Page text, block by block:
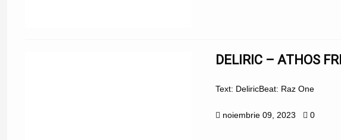
DELIRIC – ATHOS
Text: DeliricBeat: Raz One
noiembrie 09, 2023 0